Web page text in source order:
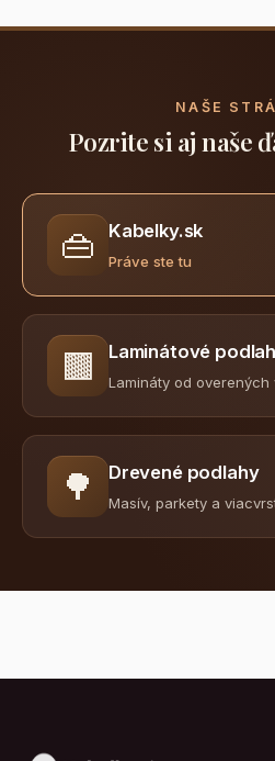
NAŠE
Pozrite si aj naše
👜 Kabelky.sk
Práve ste tu
🟫 Laminátové
Lamináty od overených
🌳 Drevené podlahy
Masív, parkety a